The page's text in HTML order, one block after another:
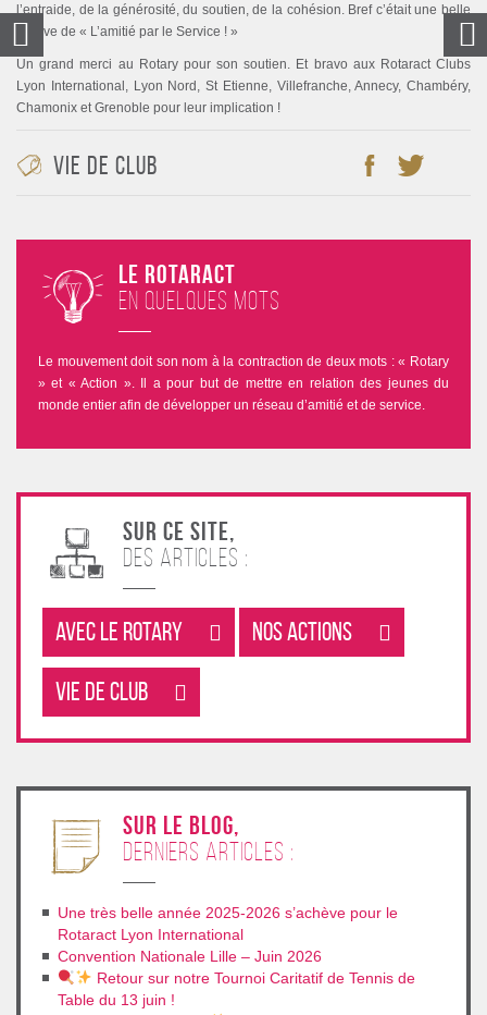
l’entraide, de la générosité, du soutien, de la cohésion. Bref c’était une belle
preuve de « L’amitié par le Service ! »
Un grand merci au Rotary pour son soutien. Et bravo aux Rotaract Clubs
Lyon International, Lyon Nord, St Etienne, Villefranche, Annecy, Chambéry,
Chamonix et Grenoble pour leur implication !
Vie de club
Le Rotaract
en quelques mots
Le mouvement doit son nom à la contraction de deux mots : « Rotary
» et « Action ». Il a pour but de mettre en relation des jeunes du
monde entier afin de développer un réseau d’amitié et de service.
Sur ce site,
des articles :
Avec le rotary Nos Actions
Vie de club
sur le blog,
derniers articles :
Une très belle année 2025-2026 s’achève pour le
Rotaract Lyon International
Convention Nationale Lille – Juin 2026
Retour sur notre Tournoi Caritatif de Tennis de
Table du 13 juin !